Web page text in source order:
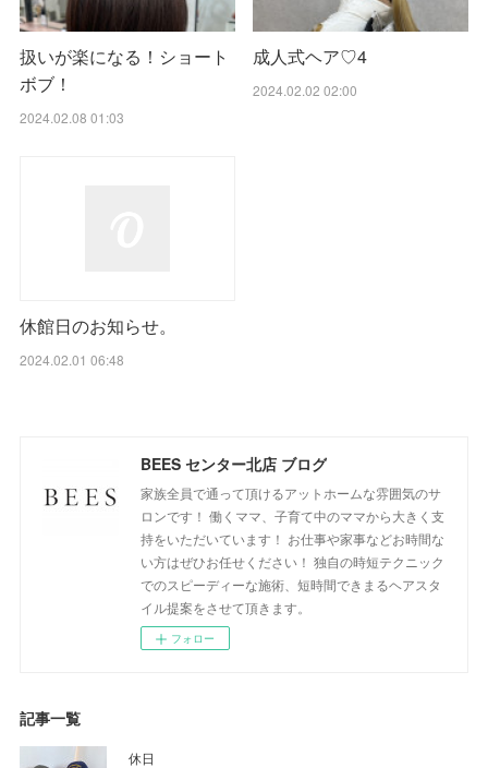
扱いが楽になる！ショート
ボブ！
2024.02.08 01:03
成人式ヘア♡4
2024.02.02 02:00
休館日のお知らせ。
2024.02.01 06:48
BEES センター北店 ブログ
家族全員で通って頂けるアットホームな雰囲気のサ
ロンです！ 働くママ、子育て中のママから大きく支
持をいただいています！ お仕事や家事などお時間な
い方はぜひお任せください！ 独自の時短テクニック
でのスピーディーな施術、短時間できまるヘアスタ
イル提案をさせて頂きます。
フォロー
記事一覧
休日